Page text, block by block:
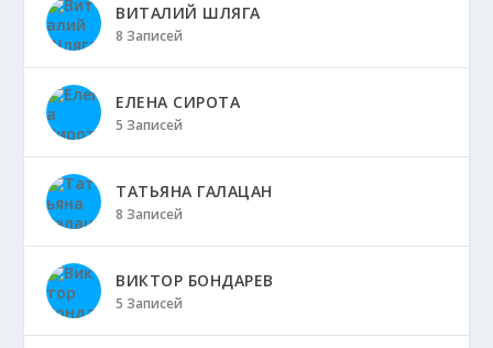
ВИТАЛИЙ ШЛЯГА
8 Записей
ЕЛЕНА СИРОТА
5 Записей
ТАТЬЯНА ГАЛАЦАН
8 Записей
ВИКТОР БОНДАРЕВ
5 Записей